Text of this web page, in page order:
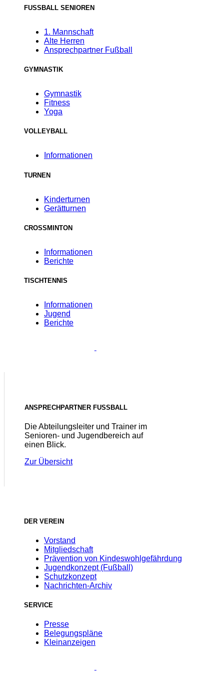
FUSSBALL SENIOREN
1. Mannschaft
Alte Herren
Ansprechpartner Fußball
GYMNASTIK
Gymnastik
Fitness
Yoga
VOLLEYBALL
Informationen
TURNEN
Kinderturnen
Gerätturnen
CROSSMINTON
Informationen
Berichte
TISCHTENNIS
Informationen
Jugend
Berichte
ANSPRECHPARTNER FUSSBALL
Die Abteilungsleiter und Trainer im
Senioren- und Jugendbereich auf
einen Blick.
Zur Übersicht
DER VEREIN
Vorstand
Mitgliedschaft
Prävention von Kindeswohlgefährdung
Jugendkonzept (Fußball)
Schutzkonzept
Nachrichten-Archiv
SERVICE
Presse
Belegungspläne
Kleinanzeigen